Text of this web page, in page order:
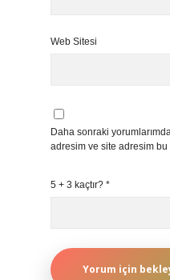
Web Sitesi
Daha sonraki
adresim ve site adresim bu
5 + 3 kaçtır? *